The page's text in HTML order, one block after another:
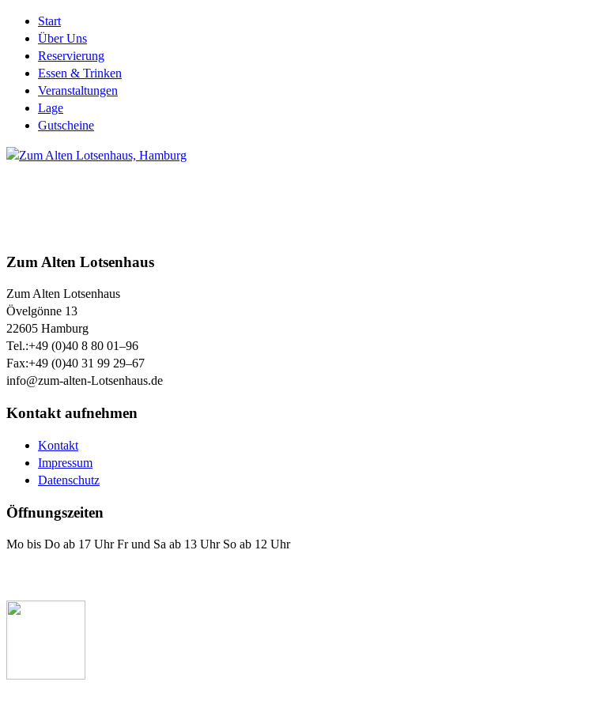
Start
Über Uns
Reservierung
Essen & Trinken
Veranstaltungen
Lage
Gutscheine
Zum Alten Lotsenhaus
Zum Alten Lotsenhaus
Övelgönne 13
22605 Hamburg
Tel.:+49 (0)40 8 80 01–96
Fax:+49 (0)40 31 99 29–67
info@zum-alten-Lotsenhaus.de
Kontakt aufnehmen
Kontakt
Impressum
Datenschutz
Öffnungszeiten
Mo bis Do ab 17 Uhr Fr und Sa ab 13 Uhr So ab 12 Uhr